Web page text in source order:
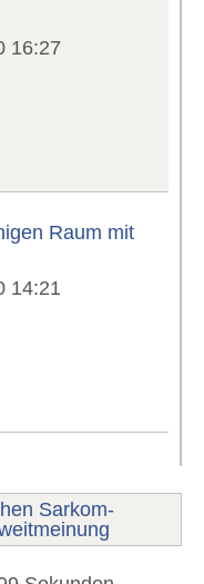
16:27
Raum mit
14:21
Sarkom-